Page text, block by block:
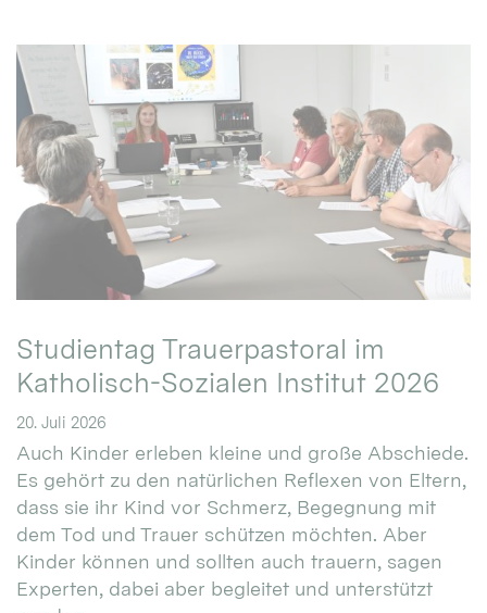
Studientag Trauerpastoral im
Katholisch-Sozialen Institut 2026
20. Juli 2026
Auch Kinder erleben kleine und große Abschiede.
Es gehört zu den natürlichen Reflexen von Eltern,
dass sie ihr Kind vor Schmerz, Begegnung mit
dem Tod und Trauer schützen möchten. Aber
Kinder können und sollten auch trauern, sagen
Experten, dabei aber begleitet und unterstützt